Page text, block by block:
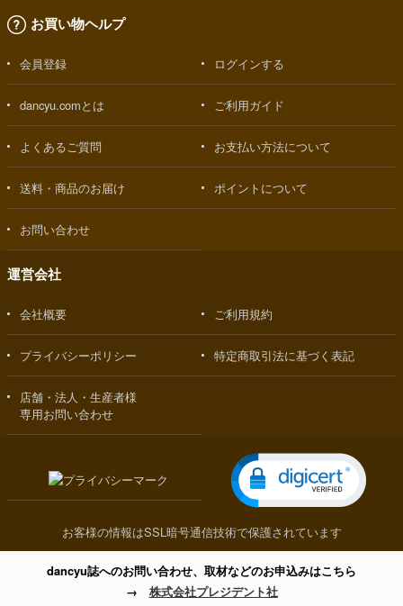
お買い物ヘルプ
会員登録 ログインする
dancyu.comとは ご利用ガイド
よくあるご質問 お支払い方法について
送料・商品のお届け ポイントについて
お問い合わせ
運営会社
会社概要 ご利用規約
プライバシーポリシー 特定商取引法に基づく表記
店舗・法人・生産者様
専用お問い合わせ
お客様の情報はSSL暗号通信技術で保護されています
dancyu誌へのお問い合わせ、取材などのお申込みはこちら
→ 株式会社プレジデント社